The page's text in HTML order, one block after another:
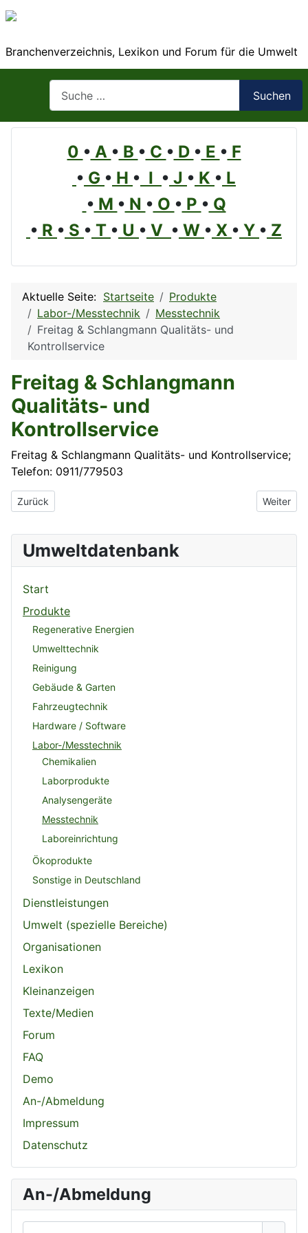
Branchenverzeichnis, Lexikon und Forum für die Umwelt
Suchen
0 • A • B • C • D • E • F
• G • H • I • J • K • L
• M • N • O • P • Q
• R • S • T • U • V • W • X • Y • Z
Aktuelle Seite: Startseite
Produkte
Labor-/Messtechnik
Messtechnik
Freitag & Schlangmann Qualitäts- und
Kontrollservice
Freitag & Schlangmann
Qualitäts- und
Kontrollservice
Freitag & Schlangmann Qualitäts- und Kontrollservice;
Telefon: 0911/779503
Vorheriger Beitrag: Fraunhofer - Institut für Angewandte Optik
Zurück Nächster
Weiter
Umweltdatenbank
Start
Produkte
Regenerative Energien
Umwelttechnik
Reinigung
Gebäude & Garten
Fahrzeugtechnik
Hardware / Software
Labor-/Messtechnik
Chemikalien
Laborprodukte
Analysengeräte
Messtechnik
Laboreinrichtung
Ökoprodukte
Sonstige in Deutschland
Dienstleistungen
Umwelt (spezielle Bereiche)
Organisationen
Lexikon
Kleinanzeigen
Texte/Medien
Forum
FAQ
Demo
An-/Abmeldung
Impressum
Datenschutz
An-/Abmeldung